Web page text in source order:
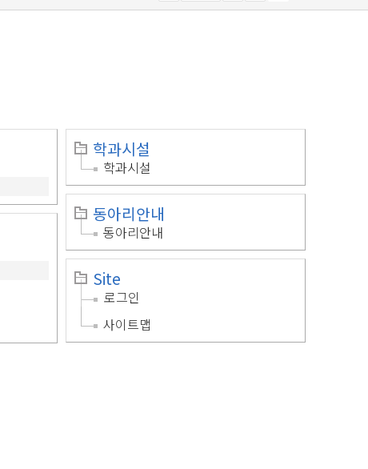
학과시설
학과시설
동아리안내
동아리안내
Site
로그인
사이트맵